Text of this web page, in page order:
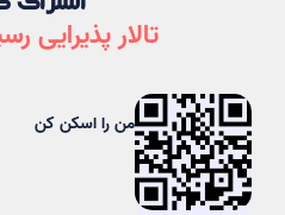
اشتراک
تالار پذیرایی
من را اسکن کن